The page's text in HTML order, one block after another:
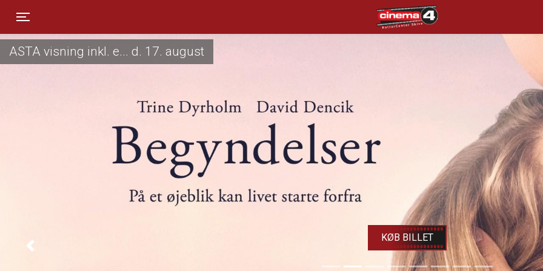
Cinema4
ASTA visning inkl. e... d. 17. august
KØB BILLET
Previous